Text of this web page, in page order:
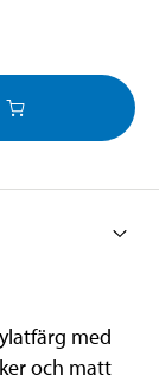
med
och matt